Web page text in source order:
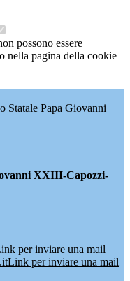
possono essere
nella pagina della cookie
Statale Papa Giovanni
XXIII-Capozzi-
per inviare una mail
Link per inviare una mail